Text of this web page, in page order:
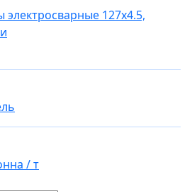
электросварные 127х4.5,
/ т